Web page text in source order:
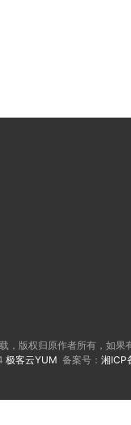
，版权归原作者所有，如果
极客云YUM 备案号： 湘ICP